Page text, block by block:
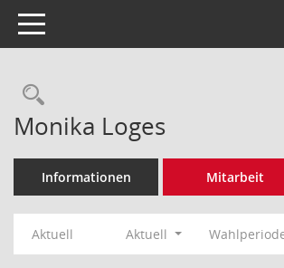
Toggle navigation
Rechercheauswahl
Monika Loges
Informationen Mitarbeit
Aktuell Aktuell